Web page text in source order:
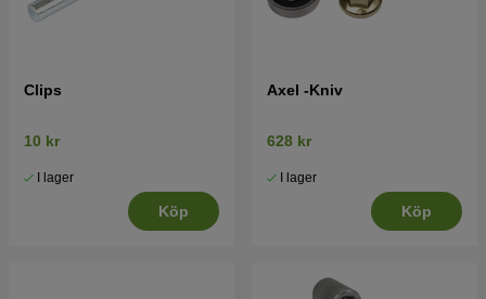
Clips
10 kr
I lager
Köp
Axel -Kniv
628 kr
I lager
Köp